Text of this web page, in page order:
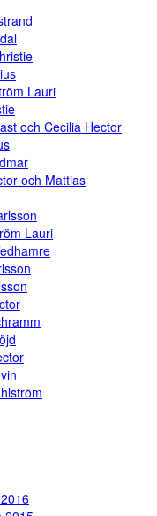
Lauri
och Cecilia Hector
och Mattias
Lauri